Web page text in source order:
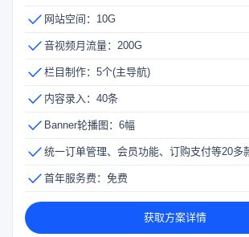
网站空间：10G
音视频月流量：200G
栏目制作：5个(主导航)
内容录入：40条
Banner轮播图：6幅
统一订单管理、会员功能、订购支付等20多
首年服务费：免费
获取方案详情